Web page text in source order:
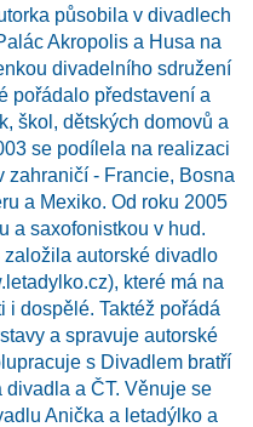
působila v divadlech
Akropolis a Husa na
divadelního sdružení
pořádalo představení a
škol, dětských domovů a
se podílela na realizaci
zahraničí - Francie, Bosna
a Mexiko. Od roku 2005
a saxofonistkou v hud.
autorské divadlo
které má na
i dospělé. Taktéž pořádá
a spravuje autorské
s Divadlem bratří
divadla a ČT. Věnuje se
Anička a letadýlko a